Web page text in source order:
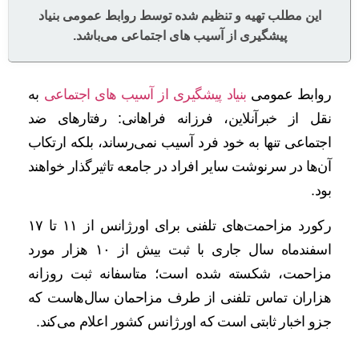
این مطلب تهیه و تنظیم شده توسط روابط عمومی بنیاد
پیشگیری از آسیب های اجتماعی می‌باشد.
روابط عمومی بنیاد پیشگیری از آسیب های اجتماعی به
نقل از خبرآنلاین، فرزانه فراهانی: رفتارهای ضد
اجتماعی تنها به خود فرد آسیب نمی‌رساند، بلکه ارتکاب
آن‌ها در سرنوشت سایر افراد در جامعه تاثیرگذار خواهند
بود.
رکورد مزاحمت‌های تلفنی برای اورژانس از ۱۱ تا ۱۷
اسفندماه سال جاری با ثبت بیش از ۱۰ هزار مورد
مزاحمت، شکسته شده است؛ متاسفانه ثبت روزانه
هزاران تماس تلفنی از طرف مزاحمان سال‌هاست که
جزو اخبار ثابتی است که اورژانس کشور اعلام می‌کند.